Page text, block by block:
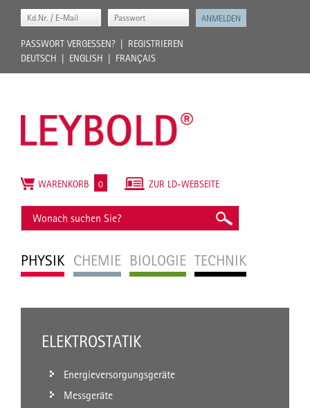
PASSWORT VERGESSEN?
REGISTRIEREN
DEUTSCH
ENGLISH FRANÇAIS
PHYSIK CHEMIE BIOLOGIE TECHNIK
ZUR LD-WEBSEITE
WARENKORB 0
ELEKTROSTATIK
Energieversorgungsgeräte
Messgeräte